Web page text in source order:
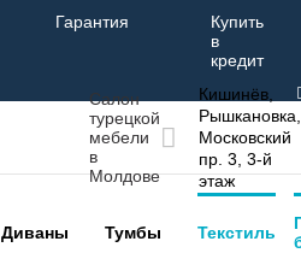
Гарантия
Купить
в
кредит
Салон
турецкой
мебели
в
Молдове
Кишинёв,
Рышкановка,
Московский
пр. 3, 3-й
этаж
Диваны Тумбы Текстиль